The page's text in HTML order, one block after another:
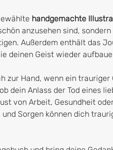
handgemachte
anzusehen sind,
Außerdem enthält das
deinen Geist wieder
zur Hand, wenn ein trauriger
dein Anlass der Tod eines
von Arbeit, Gesundheit
und Sorgen können dich